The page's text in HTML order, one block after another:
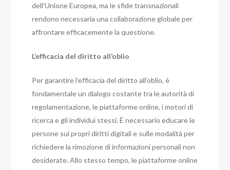
dell’Unione Europea, ma le sfide transnazionali
rendono necessaria una collaborazione globale per
affrontare efficacemente la questione.
L’efficacia del diritto all’oblio
Per garantire l’efficacia del diritto all’oblio, è
fondamentale un dialogo costante tra le autorità di
regolamentazione, le piattaforme online, i motori di
ricerca e gli individui stessi. È necessario educare le
persone sui propri diritti digitali e sulle modalità per
richiedere la rimozione di informazioni personali non
desiderate. Allo stesso tempo, le piattaforme online